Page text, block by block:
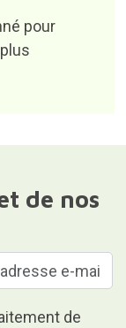
pour
de nos
de